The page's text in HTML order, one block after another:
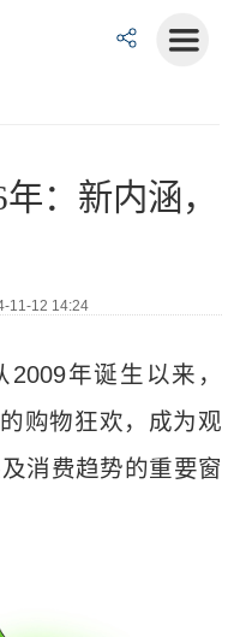
：新内涵，
11-12 14:24
年诞生以来，
购物狂欢，成为观
消费趋势的重要窗